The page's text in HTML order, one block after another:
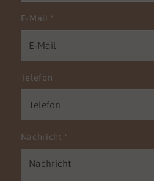
E-Mail *
Telefon
Nachricht *